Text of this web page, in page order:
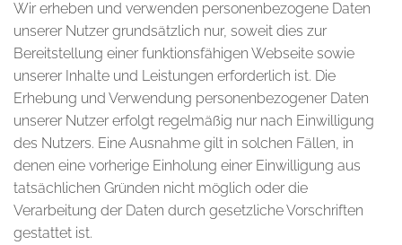
Wir erheben und verwenden personenbezogene Daten
unserer Nutzer grundsätzlich nur, soweit dies zur
Bereitstellung einer funktionsfähigen Webseite sowie
unserer Inhalte und Leistungen erforderlich ist. Die
Erhebung und Verwendung personenbezogener Daten
unserer Nutzer erfolgt regelmäßig nur nach Einwilligung
des Nutzers. Eine Ausnahme gilt in solchen Fällen, in
denen eine vorherige Einholung einer Einwilligung aus
tatsächlichen Gründen nicht möglich oder die
Verarbeitung der Daten durch gesetzliche Vorschriften
gestattet ist.